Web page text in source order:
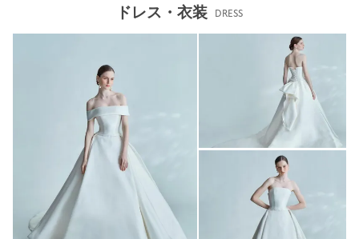
ドレス・衣装 DRESS